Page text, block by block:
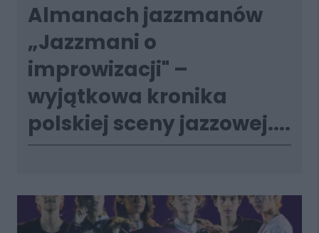
Almanach jazzmanów
„Jazzmani o
improwizacji" –
wyjątkowa kronika
polskiej sceny jazzowej....